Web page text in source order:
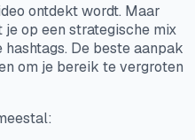
ontdekt wordt. Maar
op een strategische mix
De beste aanpak
om je bereik te vergroten